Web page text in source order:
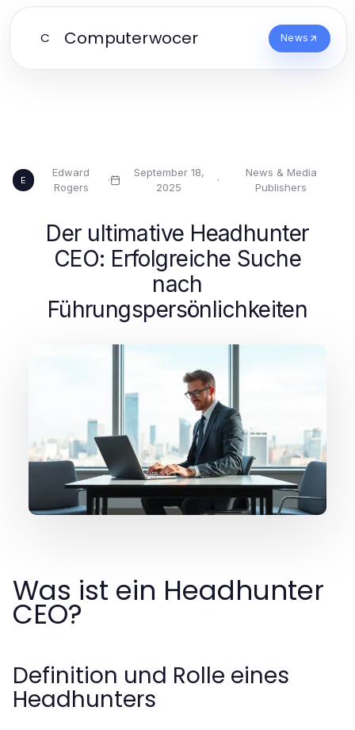
C Computerwocer News
E
Edward
Rogers
·
September 18,
2025
·
News & Media
Publishers
Der ultimative Headhunter
CEO: Erfolgreiche Suche
nach
Führungspersönlichkeiten
Was ist ein Headhunter
CEO?
Definition und Rolle eines
Headhunters